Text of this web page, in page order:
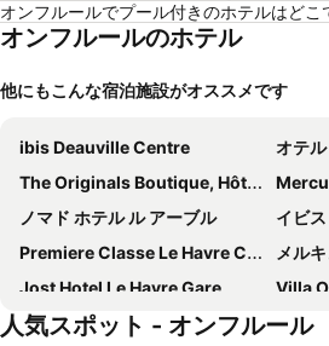
オンフルールでプール付きのホテルはどこ
オンフルールのホテル
他にもこんな宿泊施設がオススメです
ibis Deauville Centre
オテル バ
The Originals Boutique, Hôtel Le Marignan,Le Havre Centre Gare
Mercure
ノマド ホテル ル アーブル
イビ
Premiere Classe Le Havre Centre
メルキ
Jost Hotel Le Havre Gare
Villa
B&B HOTEL Le Havre Centre
Hotel
人気スポット - オンフルール